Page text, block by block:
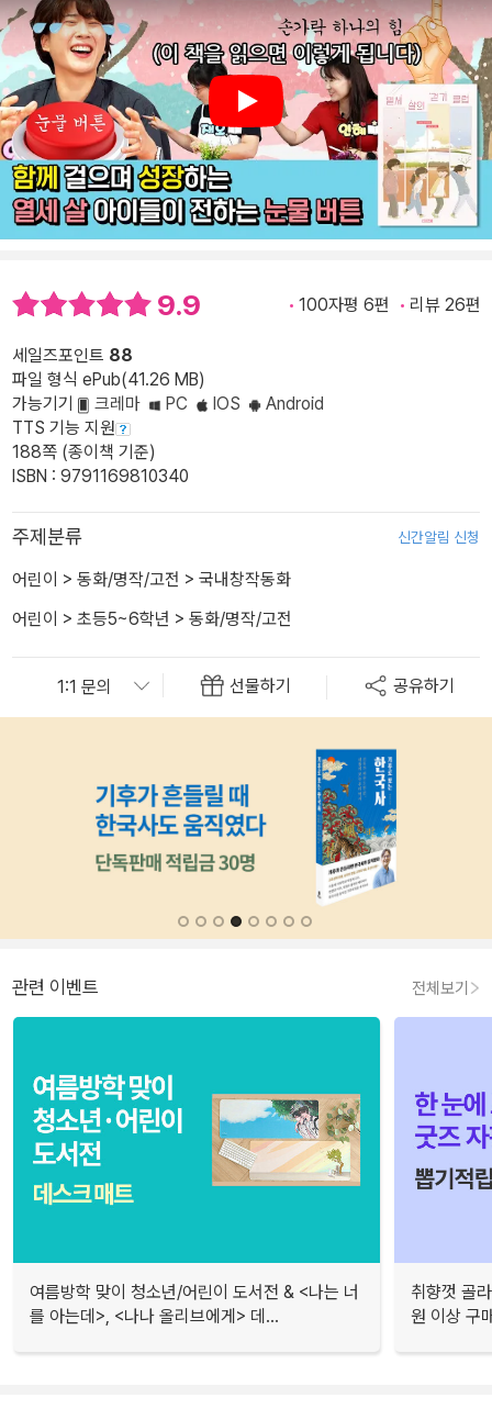
Play
9.9 100자평 6편 리뷰 26편
세일즈포인트 88
파일 형식 ePub(41.26 MB)
가능기기
크레마 PC IOS
Android
TTS 기능 지원
188쪽 (종이책 기준)
ISBN : 9791169810340
주제분류 신간알림 신청
어린이 > 동화/명작/고전 > 국내창작동화
어린이 > 초등5~6학년 > 동화/명작/고전
선물하기 공유하기
관련 이벤트 전체보기
여름방학 맞이 청소년/어린이 도서전 & <나는 너
를 아는데>, <나나 올리브에게> 데...
취향껏 골
원 이상 구